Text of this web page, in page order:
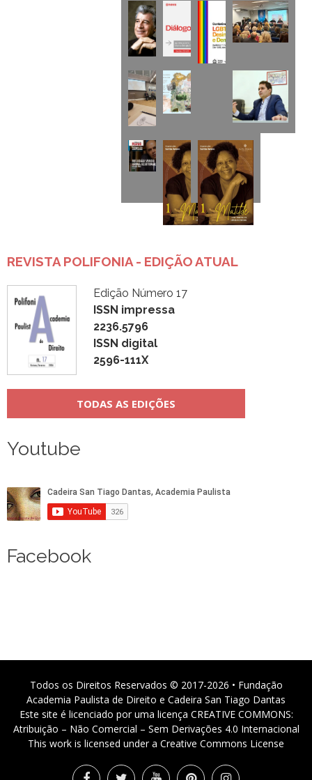
REVISTA POLIFONIA - EDIÇÃO ATUAL
Edição Número 17
ISSN impressa
2236.5796
ISSN digital
2596-111X
TODAS AS EDIÇÕES
Youtube
Facebook
Todos os Direitos Reservados © 2017-2026 • Fundação
Academia Paulista de Direito e Cadeira San Tiago Dantas
Este site é licenciado por uma licença CREATIVE COMMONS:
Atribuição – Não Comercial – Sem Derivações 4.0 Internacional
This work is licensed under a Creative Commons License